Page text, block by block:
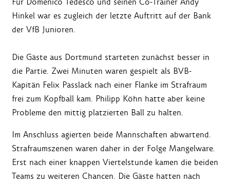
Hinkel war es zugleich der letzte Auftritt auf der Bank
der VfB Junioren.
Die Gäste aus Dortmund starteten zunächst besser in
die Partie. Zwei Minuten waren gespielt als BVB-
Kapitän Felix Passlack nach einer Flanke im Strafraum
frei zum Kopfball kam. Philipp Köhn hatte aber keine
Probleme den mittig platzierten Ball zu halten.
Im Anschluss agierten beide Mannschaften abwartend.
Strafraumszenen waren daher in der Folge Mangelware.
Erst nach einer knappen Viertelstunde kamen die beiden
Teams zu weiteren Chancen. Die Gäste hatten nach